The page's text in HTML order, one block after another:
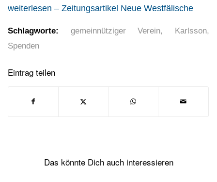
weiterlesen – Zeitungsartikel Neue Westfälische
Schlagworte: gemeinnütziger Verein, Karlsson,
Spenden
Eintrag teilen
Das könnte Dich auch interessieren